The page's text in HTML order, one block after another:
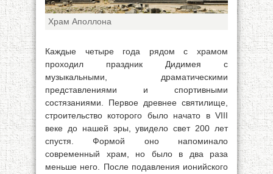
Храм Аполлона
Каждые четыре года рядом с храмом
проходил праздник Дидимея с
музыкальными, драматическими
представлениями и спортивными
состязаниями. Первое древнее святилище,
строительство которого было начато в VIII
веке до нашей эры, увидело свет 200 лет
спустя. Формой оно напоминало
современный храм, но было в два раза
меньше него. После подавления ионийского